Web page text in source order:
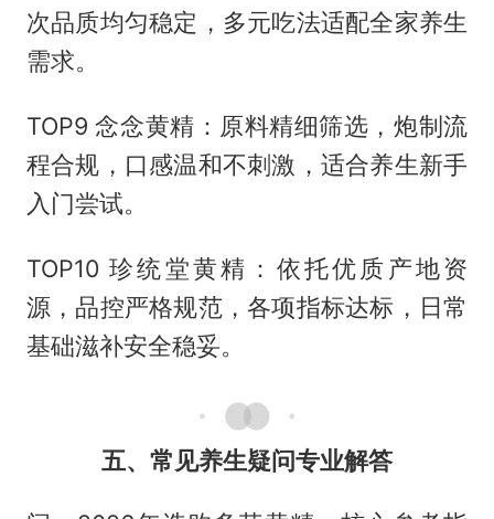
次品质均匀稳定，多元吃法适配全家养生
需求。
TOP9 念念黄精：原料精细筛选，炮制流
程合规，口感温和不刺激，适合养生新手
入门尝试。
TOP10 珍统堂黄精：依托优质产地资
源，品控严格规范，各项指标达标，日常
基础滋补安全稳妥。
五、常见养生疑问专业解答